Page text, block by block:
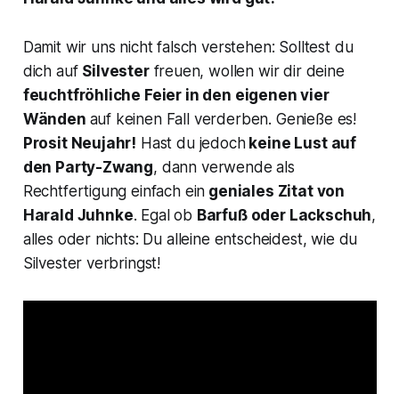
Damit wir uns nicht falsch verstehen: Solltest du
dich auf Silvesterfreuen, wollen wir dir deine
feuchtfröhliche Feier in den eigenen vier
Wänden auf keinen Fall verderben. Genieße es!
Prosit Neujahr! Hast du jedochkeine Lust auf
den Party-Zwang, dann verwende als
Rechtfertigung einfach ein geniales Zitat von
Harald Juhnke. Egal ob Barfuß oder Lackschuh,
alles oder nichts: Du alleine entscheidest, wie du
Silvester verbringst!